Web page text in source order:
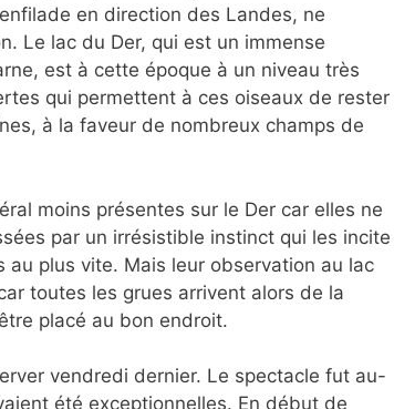
en direction des Landes, ne
Le lac du Der, qui est un immense
est à cette époque à un niveau très
qui permettent à ces oiseaux de rester
à la faveur de nombreux champs de
moins présentes sur le Der car elles ne
par un irrésistible instinct qui les incite
plus vite. Mais leur observation au lac
toutes les grues arrivent alors de la
placé au bon endroit.
vendredi dernier. Le spectacle fut au-
été exceptionnelles. En début de